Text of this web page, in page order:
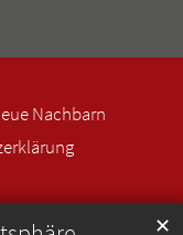
✕
Nachbarn